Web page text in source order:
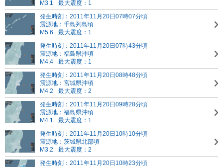
M3.1
最大震度：1
発生時刻：2011年11月20日07時07分頃
震源地：千島列島頃
M5.6
最大震度：1
発生時刻：2011年11月20日07時43分頃
震源地：福島県沖頃
M4.4
最大震度：1
発生時刻：2011年11月20日08時48分頃
震源地：宮城県沖頃
M4.2
最大震度：2
発生時刻：2011年11月20日09時28分頃
震源地：福島県沖頃
M4.1
最大震度：1
発生時刻：2011年11月20日10時10分頃
震源地：茨城県北部頃
M3.2
最大震度：2
発生時刻：2011年11月20日10時23分頃